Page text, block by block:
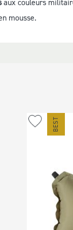
aux couleurs
mousse.
Ajouter